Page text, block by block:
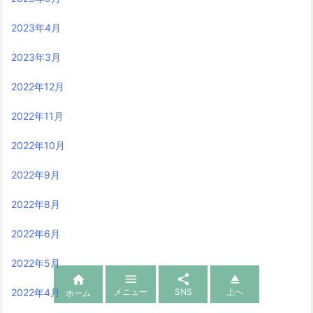
2023年4月
2023年3月
2022年12月
2022年11月
2022年10月
2022年9月
2022年8月
2022年6月
2022年5月
2022年4月

ホーム

メニュー

SNS

上へ